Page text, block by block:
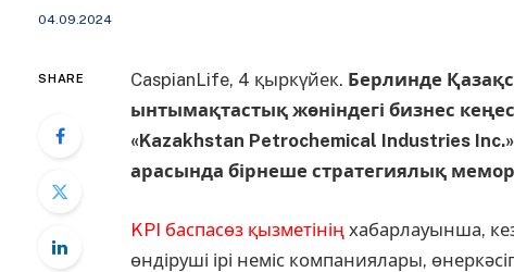
04.09.2024
SHARE CaspianLife, 4 қыркүйек. Берлинде
ынтымақтастық жөніндегі бизнес
«Kazakhstan Petrochemical Industries
арасында бірнеше стратегиялық
KPI баспасөз қызметінің хабарлауынша,
өндіруші ірі неміс компаниялары,